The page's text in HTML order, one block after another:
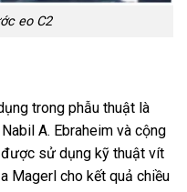
eo C2
trong phẫu thuật là
A. Ebraheim và cộng
sử dụng kỹ thuật vít
Magerl cho kết quả chiều